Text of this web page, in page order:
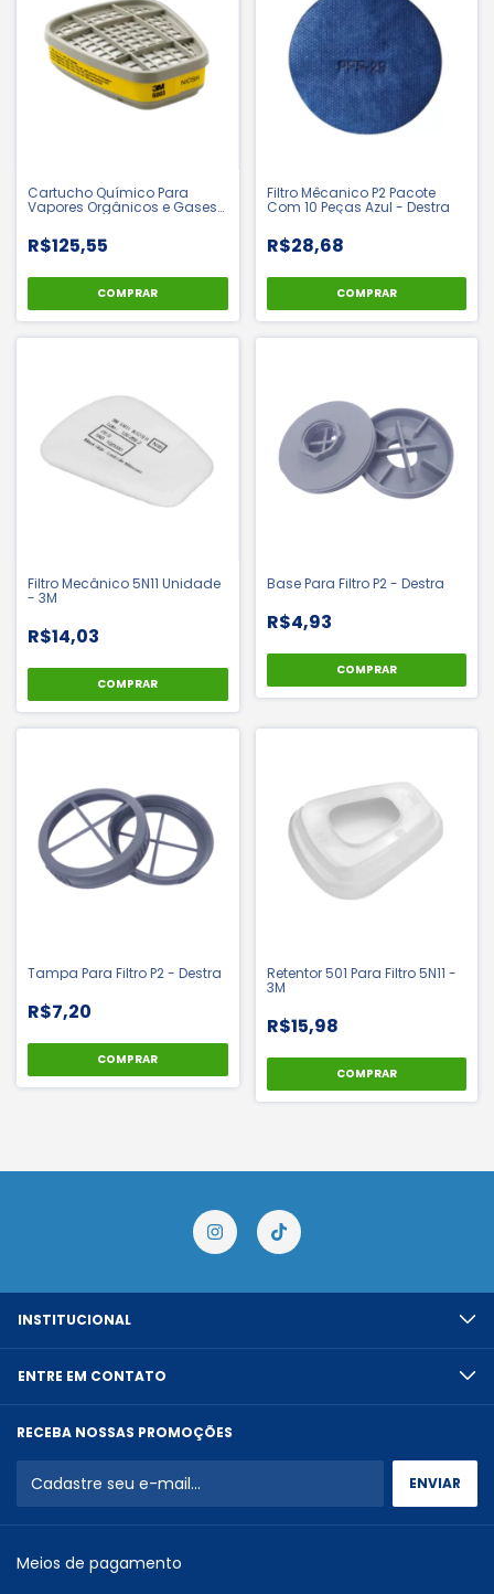
Cartucho Químico Para
Vapores Orgânicos e Gases
R$125,55
COMPRAR
Filtro Mêcanico P2 Pacote
Com 10 Peças Azul - Destra
R$28,68
COMPRAR
Filtro Mecânico 5N11 Unidade
- 3M
R$14,03
COMPRAR
Base Para Filtro P2 - Destra
R$4,93
COMPRAR
Tampa Para Filtro P2 - Destra
R$7,20
COMPRAR
Retentor 501 Para Filtro 5N11 -
3M
R$15,98
COMPRAR
INSTITUCIONAL
ENTRE EM CONTATO
RECEBA NOSSAS PROMOÇÕES
Meios de pagamento